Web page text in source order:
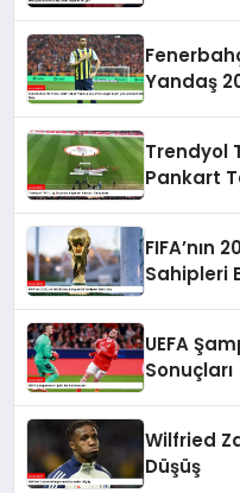
Yandaş
Trendyol
Pankart
FIFA’nın
Sahipleri
UEFA
Sonuçları
Wilfried
Düşüş